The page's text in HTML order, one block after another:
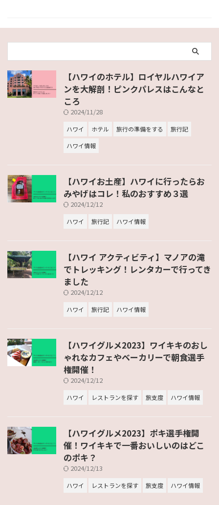
【ハワイのホテル】ロイヤルハワイア
ンを大解剖！ピンクパレスはこんなと
ころ
2024/11/28
ハワイ ホテル 旅行の準備をする
旅行記
ハワイ情報
【ハワイお土産】ハワイに行ったらお
みやげはコレ！私のおすすめ３選
2024/12/12
ハワイ 旅行記 ハワイ情報
【ハワイ アクティビティ】マノアの滝
でトレッキング！レンタカーで行ってき
ました
2024/12/12
ハワイ 旅行記 ハワイ情報
【ハワイグルメ2023】ワイキキのおし
ゃれなカフェやベーカリーで朝食選手
権開催！
2024/12/12
ハワイ レストランを探す 旅支度 ハワイ情報
【ハワイグルメ2023】ポキ選手権開
催！ワイキキで一番おいしいのはどこ
のポキ？
2024/12/13
ハワイ レストランを探す 旅支度 ハワイ情報